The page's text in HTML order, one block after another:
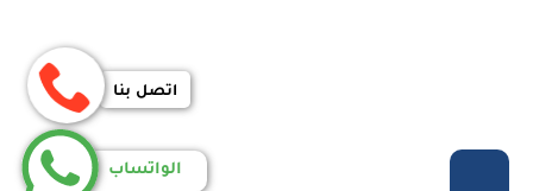
اتصل بنا
الواتساب